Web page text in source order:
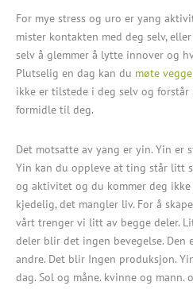
For mye stress og uro er yang
mister kontakten med deg selv,
selv å glemmer å lytte innover og
Plutselig en dag kan du møte
ikke er tilstede i deg selv og
formidle til deg.
Det motsatte av yang er yin. Yin er
Yin kan du oppleve at ting står litt
og aktivitet og du kommer deg
kjedelig, det mangler liv. For å
vårt trenger vi litt av begge deler.
deler blir det ingen bevegelse. Den
andre. Det blir Ingen produksjon.
dag. Sol og måne. kvinne og mann.